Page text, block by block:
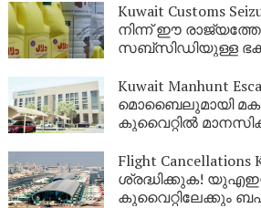
Kuwait Customs
നിന്ന് ഈ
സബ്സിഡിയുള്ള
Kuwait Manhunt
മൊബൈലുമായി
കുവൈറ്റിൽ
യുവാവിനായി
Flight
ശ്രദ്ധിക്കുക!
കുവൈറ്റിലേക്കും